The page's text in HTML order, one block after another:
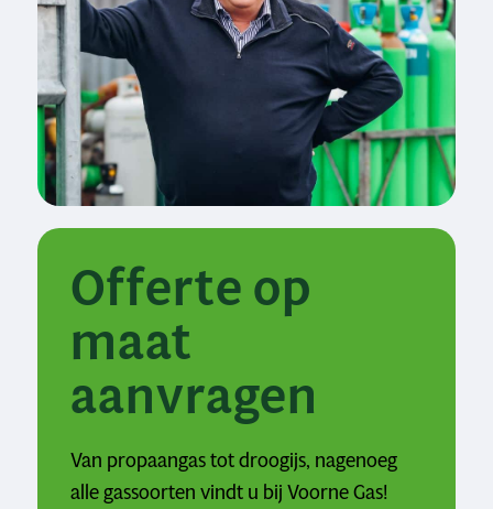
Offerte op
maat
aanvragen
Van propaangas tot droogijs, nagenoeg
alle gassoorten vindt u bij Voorne Gas!